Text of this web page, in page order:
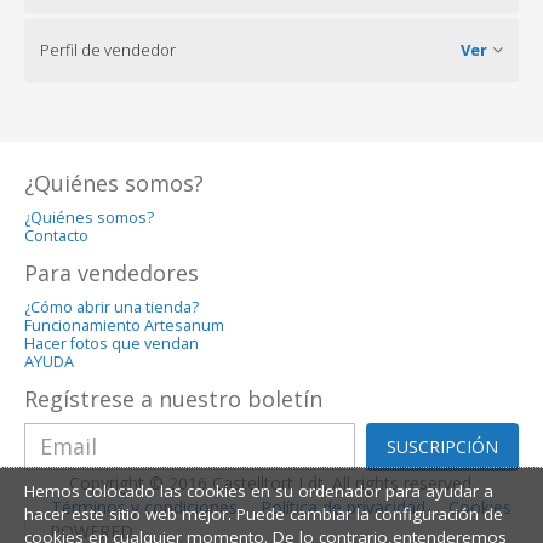
Perfil de vendedor Ver
¿Quiénes somos?
¿Quiénes somos?
Contacto
Para vendedores
¿Cómo abrir una tienda?
Funcionamiento Artesanum
Hacer fotos que vendan
AYUDA
Regístrese a nuestro boletín
SUSCRIPCIÓN
Copyright © 2016 Castelltort Ldt. All rights reserved.
Términos y condiciones
Política de privacidad
Cookies
POWERED
Hemos colocado las cookies en su ordenador para ayudar a
hacer este sitio web mejor. Puede cambiar la configuración de
cookies en cualquier momento. De lo contrario,entenderemos